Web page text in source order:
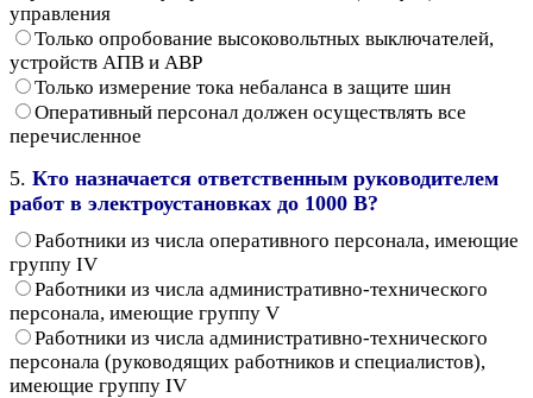
управления
Только опробование высоковольтных выключателей,
устройств АПВ и АВР
Только измерение тока небаланса в защите шин
Оперативный персонал должен осуществлять все
перечисленное
5. Кто назначается ответственным руководителем
работ в электроустановках до 1000 В?
Работники из числа оперативного персонала, имеющие
группу IV
Работники из числа административно-технического
персонала, имеющие группу V
Работники из числа административно-технического
персонала (руководящих работников и специалистов),
имеющие группу IV